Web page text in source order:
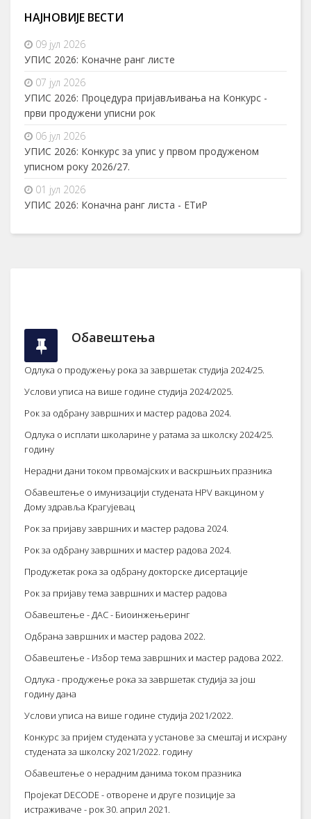
НАЈНОВИЈЕ ВЕСТИ
09 јул 2026
УПИС 2026: Коначне ранг листе
07 јул 2026
УПИС 2026: Процедура пријављивања на Конкурс -
први продужени уписни рок
06 јул 2026
УПИС 2026: Конкурс за упис у првом продуженом
уписном року 2026/27.
01 јул 2026
УПИС 2026: Коначна ранг листа - ЕТиР
Обавештења
Одлука о продужењу рока за завршетак студија 2024/25.
Услови уписа на више године студија 2024/2025.
Рок за одбрану завршних и мастер радова 2024.
Одлука о исплати школарине у ратама за школску 2024/25.
годину
Нерадни дани током првомајских и васкршњих празника
Обавештење о имунизацији студената HPV вакцином у
Дому здравља Крагујевац
Рок за пријаву завршних и мастер радова 2024.
Рок за одбрану завршних и мастер радова 2024.
Продужетак рока за одбрану докторске дисертације
Рок за пријаву тема завршних и мастер радова
Обавештење - ДАС - Биоинжењеринг
Одбрана завршних и мастер радова 2022.
Обавештење - Избор тема завршних и мастер радова 2022.
Одлука - продужење рока за завршетак студија за још
годину дана
Услови уписа на више године студија 2021/2022.
Конкурс за пријем студената у установе за смештај и исхрану
студената за школску 2021/2022. годину
Обавештење о нерадним данима током празника
Пројекат DECODE - oтворене и друге позиције за
истраживаче - рок 30. април 2021.